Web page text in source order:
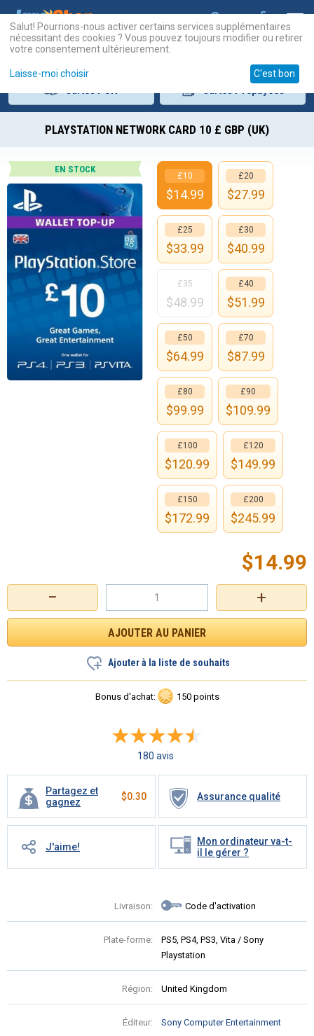
PLAYSTATION NETWORK CARD 10 £ GBP (UK)
EN STOCK
+
−
$14.99
Ajouter à la liste de souhaits
Bonus d'achat: 150 points
180 avis
Partagez et
gagnez
$0.30 Assurance qualité
J'aime!
Mon ordinateur va-t-
il le gérer ?
Livraison: Code d'activation
Plate-forme:
PS5, PS4, PS3, Vita / Sony
Playstation
Région: United Kingdom
Éditeur: Sony Computer Entertainment
£10
$14.99
£20
$27.99
£25
$33.99
£30
$40.99
£35
$48.99
£40
$51.99
£50
$64.99
£70
$87.99
£80
$99.99
£90
$109.99
£100
$120.99
£120
$149.99
£150
$172.99
£200
$245.99
Salut! Pourrions-nous activer certains services supplémentaires
nécessitant des cookies ? Vous pouvez toujours modifier ou retirer
votre consentement ultérieurement.
Laisse-moi choisir C'est bon